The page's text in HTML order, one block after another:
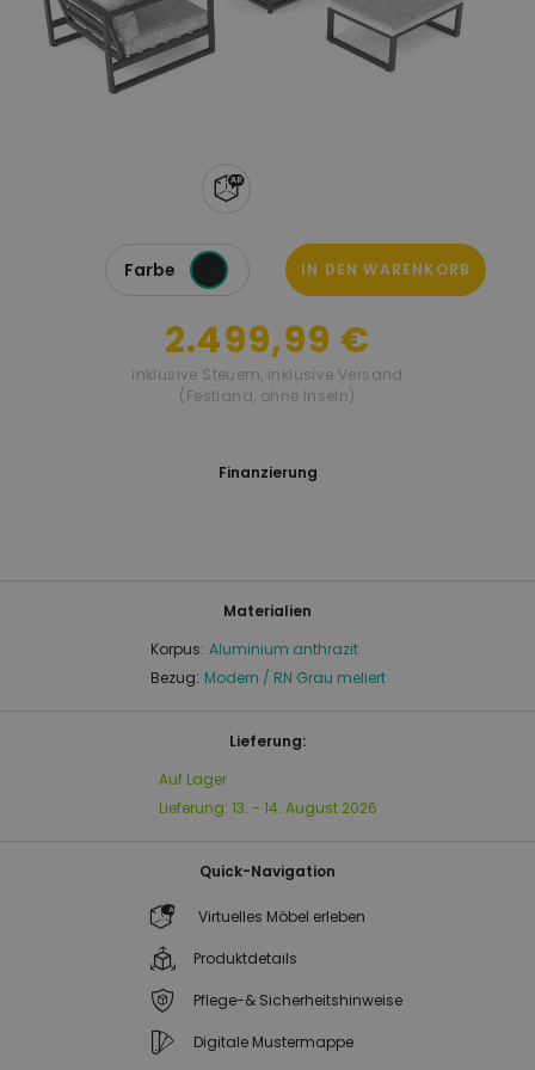
Farbe IN DEN WARENKORB
2.499,99 €
inklusive Steuern, inklusive Versand
(Festland, ohne Inseln)
Materialien
Korpus: Aluminium anthrazit
Bezug: Modern / RN Grau meliert
Lieferung:
Auf Lager
Lieferung: 13. - 14. August 2026
Quick-Navigation
Virtuelles Möbel erleben
Produktdetails
Pflege-& Sicherheitshinweise
Digitale Mustermappe
Finanzierung